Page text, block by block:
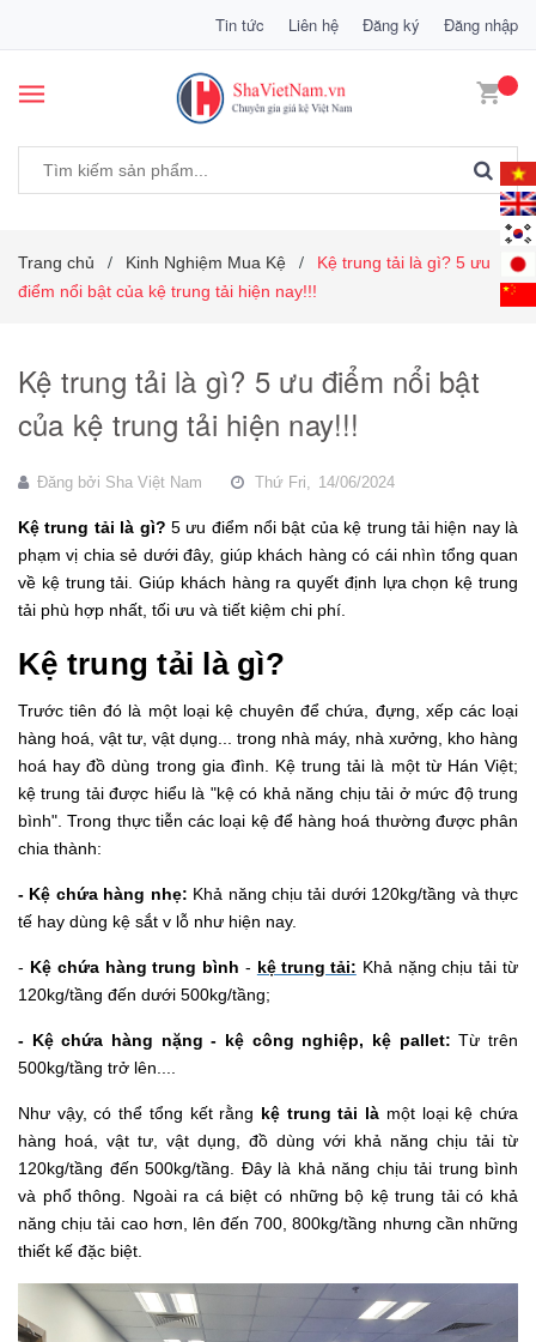
Tin tức Liên hệ Đăng ký Đăng nhập
Trang chủ / Kinh Nghiệm Mua Kệ /
Kệ trung tải là gì? 5 ưu
điểm nổi bật của kệ trung tải hiện nay!!!
Kệ trung tải là gì? 5 ưu điểm nổi bật
của kệ trung tải hiện nay!!!
Đăng bởi Sha Việt Nam Thứ Fri, 14/06/2024
Kệ trung tải là gì? 5 ưu điểm nổi bật của kệ trung tải hiện nay là
phạm vị chia sẻ dưới đây, giúp khách hàng có cái nhìn tổng quan
về kệ trung tải. Giúp khách hàng ra quyết định lựa chọn kệ trung
tải phù hợp nhất, tối ưu và tiết kiệm chi phí.
Kệ trung tải là gì?
Trước tiên đó là một loại kệ chuyên để chứa, đựng, xếp các loại
hàng hoá, vật tư, vật dụng... trong nhà máy, nhà xưởng, kho hàng
hoá hay đồ dùng trong gia đình. Kệ trung tải là một từ Hán Việt;
kệ trung tải được hiểu là "kệ có khả năng chịu tải ở mức độ trung
bình".Trong thực tiễn các loại kệ để hàng hoá thường được phân
chia thành:
- Kệ chứa hàng nhẹ: Khả năng chịu tải dưới 120kg/tầng và thực
tế hay dùng kệ sắt v lỗ như hiện nay.
- Kệ chứa hàng trung bình - kệ trung tải: Khả nặng chịu tải từ
120kg/tầng đến dưới 500kg/tầng;
- Kệ chứa hàng nặng - kệ công nghiệp, kệ pallet: Từ trên
500kg/tầng trở lên....
Như vậy, có thể tổng kết rằng kệ trung tải là một loại kệ chứa
hàng hoá, vật tư, vật dụng, đồ dùng với khả năng chịu tải từ
120kg/tầng đến 500kg/tầng. Đây là khả năng chịu tải trung bình
và phổ thông. Ngoài ra cá biệt có những bộ kệ trung tải có khả
năng chịu tải cao hơn, lên đến 700, 800kg/tầng nhưng cần những
thiết kế đặc biệt.